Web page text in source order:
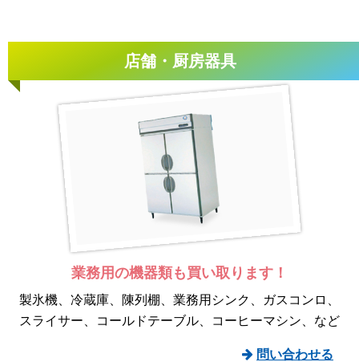
店舗・厨房器具
業務用の機器類も買い取ります！
製氷機 冷蔵庫 陳列棚 業務用シンク
ガスコンロ
スライサー
コールドテーブル コーヒーマシン など
問い合わせる